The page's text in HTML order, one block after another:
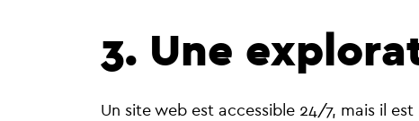
3. Une
Un site web est accessible 24/7, mais il